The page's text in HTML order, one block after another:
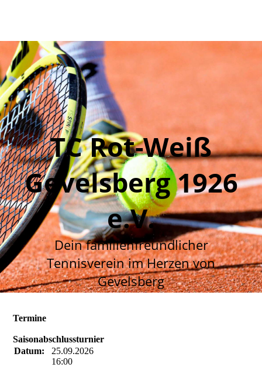
TC Rot-Weiß
Gevelsberg 1926
e.V.
Dein familienfreundlicher
Tennisverein im Herzen von
Gevelsberg
Termine
Saisonabschlussturnier
Datum:
25.09.2026
16:00